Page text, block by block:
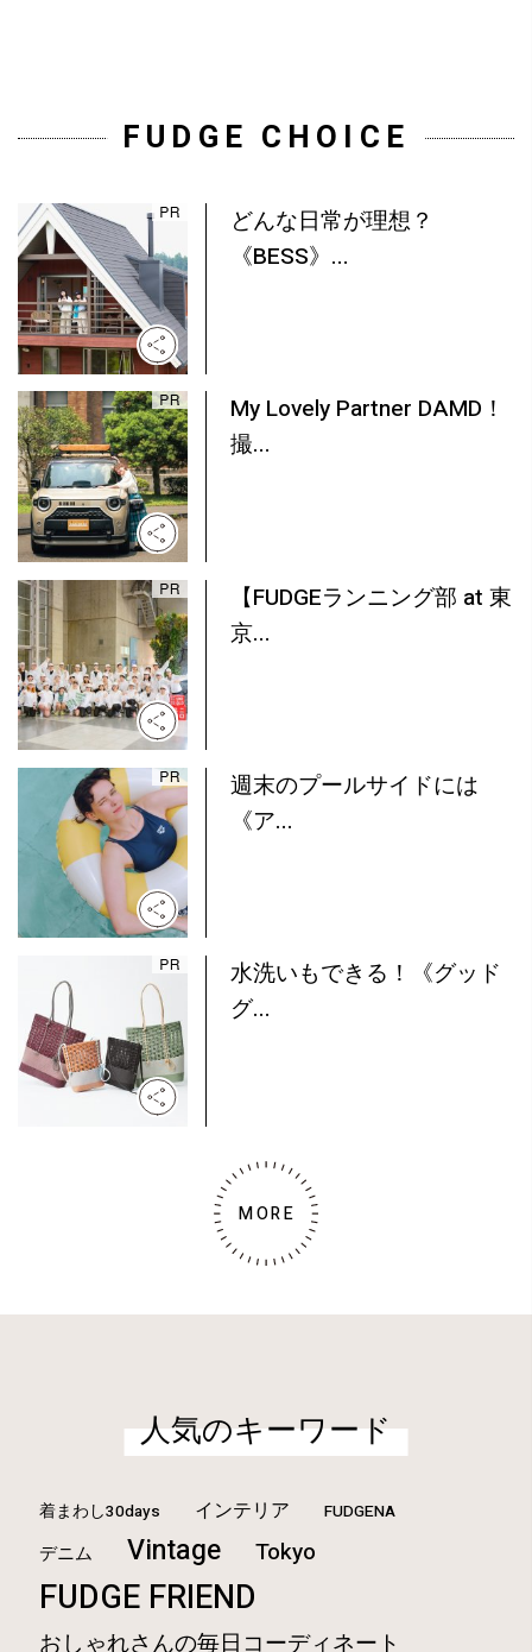
FUDGE CHOICE
どんな日常が理想？
《BESS》...
My Lovely Partner DAMD！
撮...
【FUDGEランニング部 at 東
京...
週末のプールサイドには
《ア...
水洗いもできる！《グッド
グ...
MORE
人気のキーワード
着まわし30days インテリア FUDGENA
デニム Vintage Tokyo
FUDGE FRIEND
おしゃれさんの毎日コーディネート